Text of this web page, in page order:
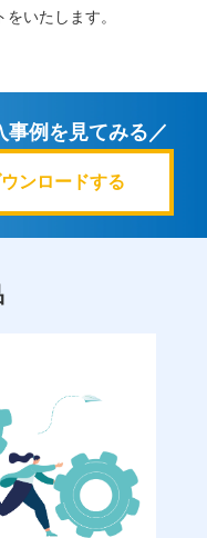
いたします。
事例を見てみる／
ンロードする